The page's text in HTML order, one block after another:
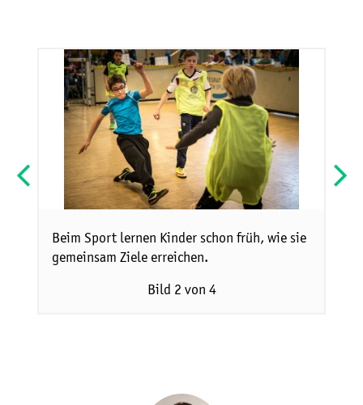
Beim Sport lernen Kinder schon früh, wie sie
gemeinsam Ziele erreichen.
Bild 2 von 4